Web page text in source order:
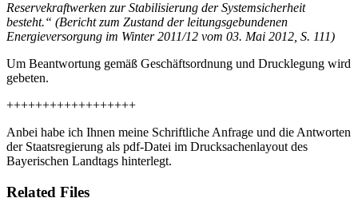
Reservekraftwerken zur Stabilisierung der Systemsicherheit
besteht.“ (Bericht zum Zustand der leitungsgebundenen
Energieversorgung im Winter 2011/12 vom 03. Mai 2012, S. 111)
Um Beantwortung gemäß Geschäftsordnung und Drucklegung wird
gebeten.
++++++++++++++++++
Anbei habe ich Ihnen meine Schriftliche Anfrage und die Antworten
der Staatsregierung als pdf-Datei im Drucksachenlayout des
Bayerischen Landtags hinterlegt.
Related Files